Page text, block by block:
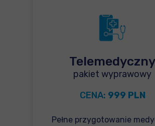
Telemedyczny
pakiet wyprawowy
CENA: 999 PLN
Pełne przygotowanie